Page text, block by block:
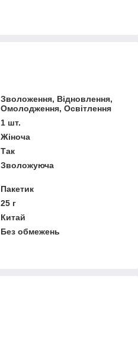
Зволоження, Відновлення,
Омолодження, Освітлення
1 шт.
Жіноча
Так
Зволожуюча
Пакетик
25 г
Китай
Без обмежень